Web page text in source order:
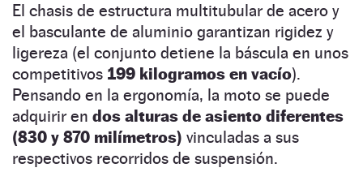
El chasis de estructura multitubular de acero y
el basculante de aluminio garantizan rigidez y
ligereza (el conjunto detiene la báscula en unos
competitivos 199 kilogramos en vacío).
Pensando en la ergonomía, la moto se puede
adquirir en dos alturas de asiento diferentes
(830 y 870 milímetros) vinculadas a sus
respectivos recorridos de suspensión.